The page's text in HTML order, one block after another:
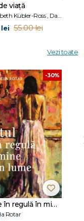
viață
55.00 lei
Vezi toate
-30%
Totul e în regulă în mine și în lume
Rotar